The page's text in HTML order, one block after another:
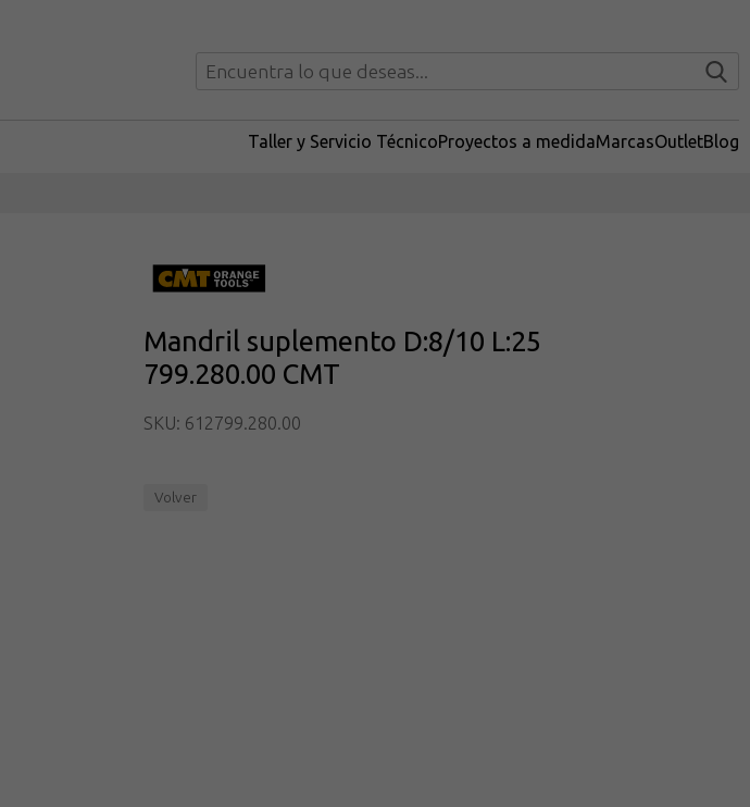
Taller y Servicio TécnicoProyectos a medidaMarcasOutletBlog
Mandril suplemento D:8/10 L:25
799.280.00 CMT
SKU: 612799.280.00
Volver